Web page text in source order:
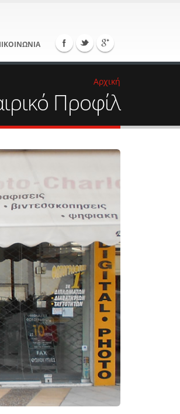
Αρχική
Προφίλ